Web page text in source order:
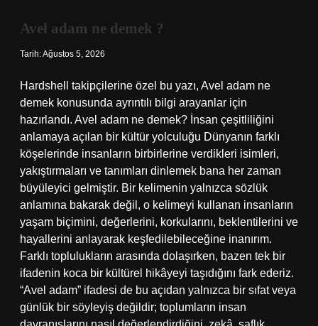
mı
Avel adam ne demek ?
Tarih: Ağustos 5, 2026
Hardshell takipçilerine özel bu yazı, Avel adam ne
demek konusunda ayrıntılı bilgi arayanlar için
hazırlandı. Avel adam ne demek? İnsan çeşitliliğini
anlamaya açılan bir kültür yolculuğu Dünyanın farklı
köşelerinde insanların birbirlerine verdikleri isimleri,
yakıştırmaları ve tanımları dinlemek bana her zaman
büyüleyici gelmiştir. Bir kelimenin yalnızca sözlük
anlamına bakarak değil, o kelimeyi kullanan insanların
yaşam biçimini, değerlerini, korkularını, beklentilerini ve
hayallerini anlayarak keşfedilebileceğine inanırım.
Farklı toplulukların arasında dolaşırken, bazen tek bir
ifadenin koca bir kültürel hikâyeyi taşıdığını fark ederiz.
“Avel adam” ifadesi de bu açıdan yalnızca bir sıfat veya
günlük bir söyleyiş değildir; toplumların insan